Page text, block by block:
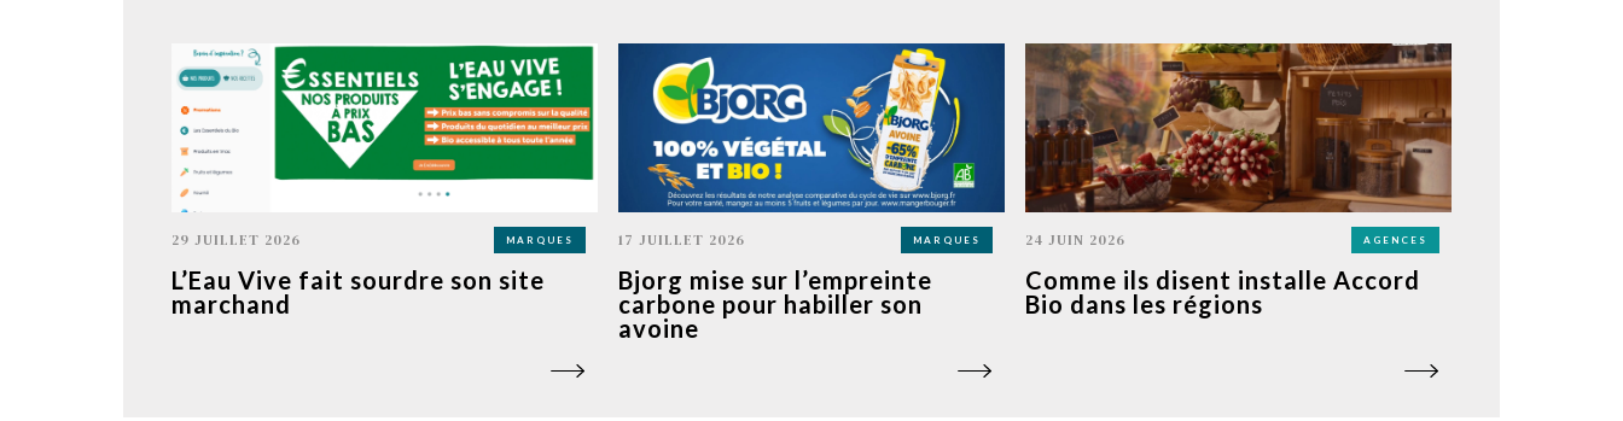
29 JUILLET 2026 MARQUES
L’Eau Vive fait sourdre son site
marchand
17 JUILLET 2026 MARQUES
Bjorg mise sur l’empreinte
carbone pour habiller son
avoine
24 JUIN 2026 AGENCES
Comme ils disent installe Accord
Bio dans les régions